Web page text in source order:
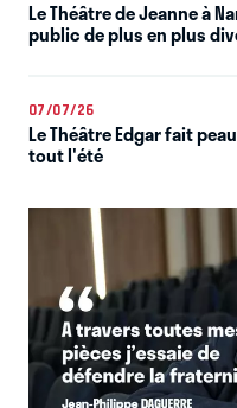
Le Théâtre de Jeanne à
public de plus en plus
07/07/26
Le Théâtre Edgar fait
tout l'été